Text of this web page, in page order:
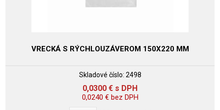
VRECKÁ S RÝCHLOUZÁVEROM 150X220 MM
Skladové číslo: 2498
0,0300 € s DPH
0,0240 €bez DPH